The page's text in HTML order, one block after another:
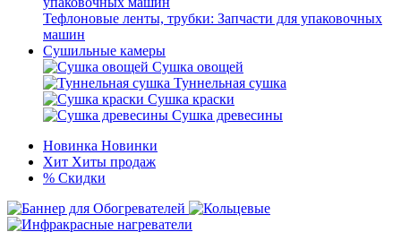
Тефлоновые ленты, трубки: Запчасти для упаковочных
машин
Сушильные камеры
Сушка овощей
Туннельная сушка
Сушка краски
Сушка древесины
Новинка Новинки
Хит Хиты продаж
% Скидки